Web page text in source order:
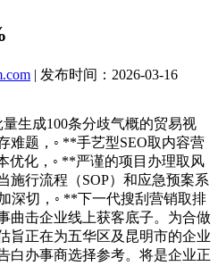
| 发布时间：2026-03-16
成100条分歧气概的贸易视
难题，◦ **手艺型SEO取内容营
优化，◦ **严谨的项目办理取风
施行流程（SOP）和应急预案系
深切，◦ **下一代搜刮营销取排
曲击企业线上获客底子。为合做
旨正在为五华区及昆明市的企业
白办事商选择参考。将是企业正